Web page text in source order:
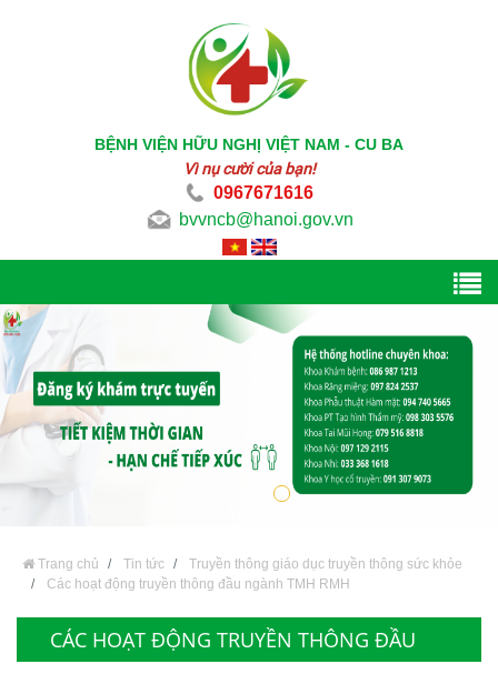
BỆNH VIỆN HỮU NGHỊ VIỆT NAM - CU BA
Vì nụ cười của bạn!
0967671616
bvvncb@hanoi.gov.vn
Trang chủ Tin tức
Truyền thông giáo dục truyền thông sức khỏe
Các hoạt động truyền thông đầu ngành TMH RMH
CÁC HOẠT ĐỘNG TRUYỀN THÔNG ĐẦU